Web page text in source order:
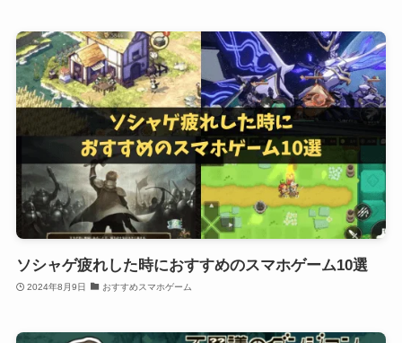
ソシャゲ疲れした時におすすめのスマホゲーム10選
2024年8月9日 おすすめスマホゲーム